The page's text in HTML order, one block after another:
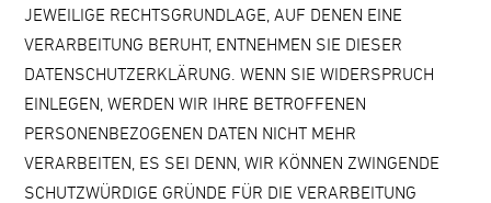
JEWEILIGE RECHTSGRUNDLAGE, AUF DENEN EINE
VERARBEITUNG BERUHT, ENTNEHMEN SIE DIESER
DATENSCHUTZERKLÄRUNG. WENN SIE WIDERSPRUCH
EINLEGEN, WERDEN WIR IHRE BETROFFENEN
PERSONENBEZOGENEN DATEN NICHT MEHR
VERARBEITEN, ES SEI DENN, WIR KÖNNEN ZWINGENDE
SCHUTZWÜRDIGE GRÜNDE FÜR DIE VERARBEITUNG